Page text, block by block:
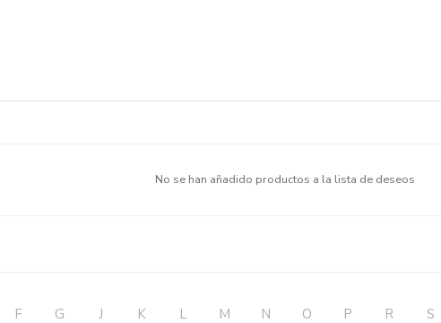
No se han añadido productos a la lista de deseos
F G J K L M N O P R S